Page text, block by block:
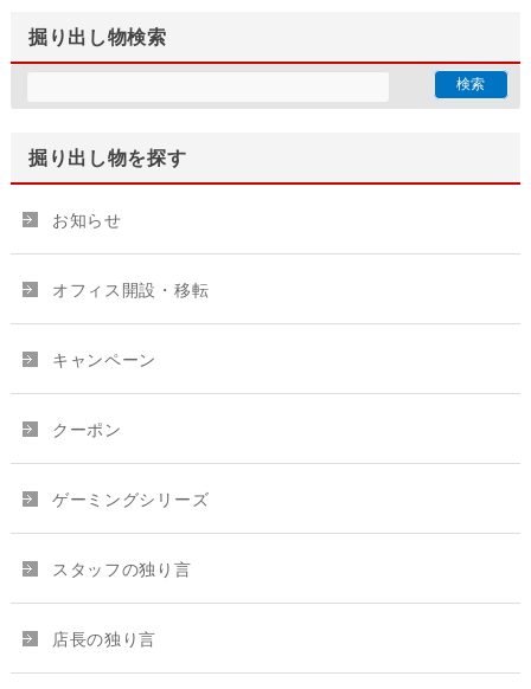
掘り出し物検索
掘り出し物を探す
お知らせ
オフィス開設・移転
キャンペーン
クーポン
ゲーミングシリーズ
スタッフの独り言
店長の独り言